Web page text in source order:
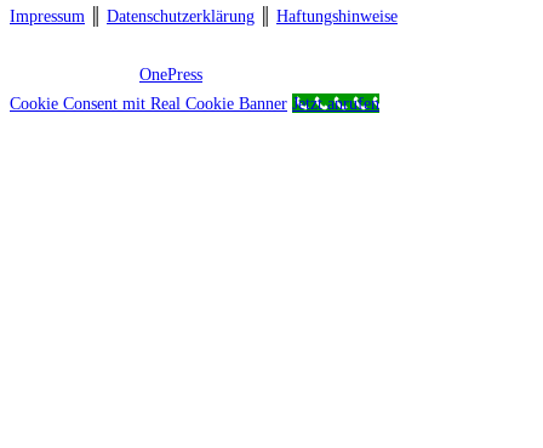
Impressum Datenschutzerklärung
Haftungshinweise
OnePress
Cookie Consent mit Real Cookie Banner Jetzt anrufen